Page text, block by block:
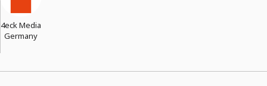
4eck Media
Germany